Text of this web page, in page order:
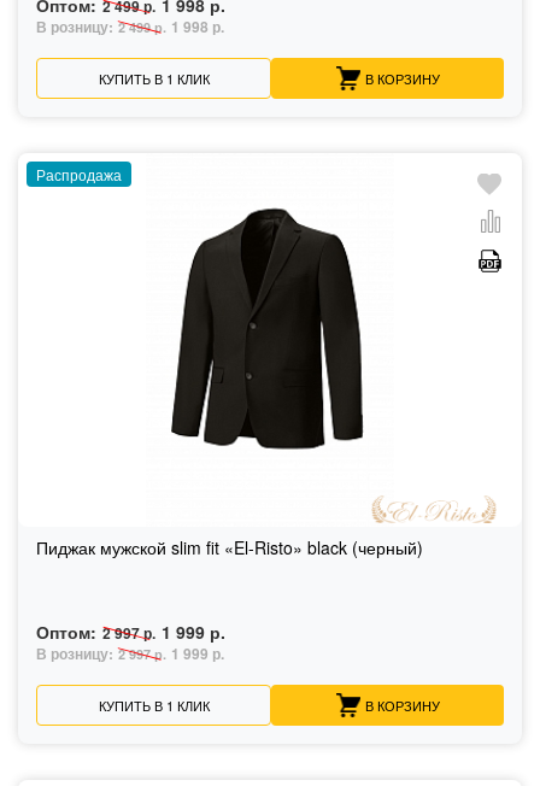
Оптом: 2 499 р. 1 998 р.
В розницу: 2 499 р. 1 998 р.
КУПИТЬ В 1 КЛИК В КОРЗИНУ
Распродажа
Пиджак мужской slim fit «El-Risto» black (черный)
Оптом: 2 997 р. 1 999 р.
В розницу: 2 997 р. 1 999 р.
КУПИТЬ В 1 КЛИК В КОРЗИНУ